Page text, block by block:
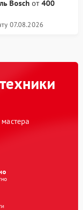
Bosch от 400
07.08.2026